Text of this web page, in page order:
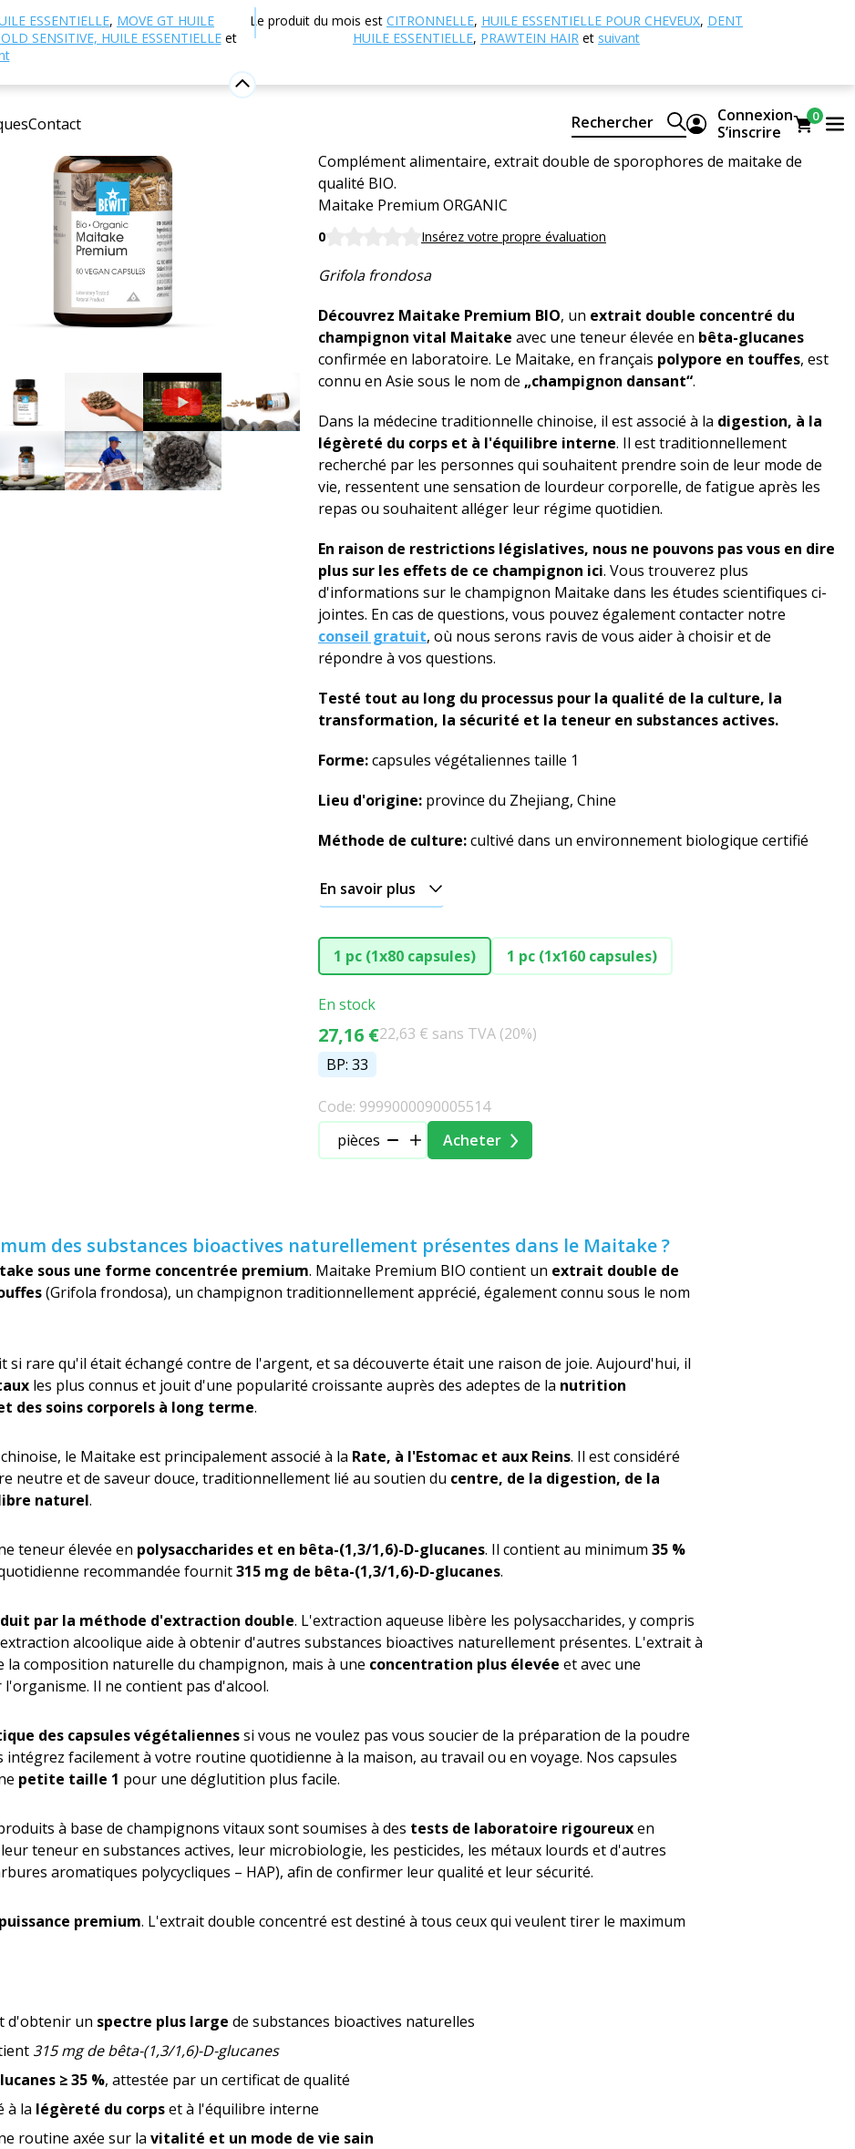
ESSENTIELLE, MOVE GT HUILE
SENSITIVE, HUILE ESSENTIELLEet
Le produit du mois est CITRONNELLE, HUILE ESSENTIELLE POUR CHEVEUX, DENT
HUILE ESSENTIELLE, PRAWTEIN HAIR et suivant
Contact Rechercher
Connexion
S’inscrire
0
Nutrition et compléments alimentaires
Maitake Premium, BIO (≥ 35 % de
Complément alimentaire, extrait double de sporophores de maitake de
qualité BIO.
Maitake Premium ORGANIC
0 Insérez votre propre évaluation
Grifola frondosa
Découvrez Maitake Premium BIO, un extrait double concentré du
champignon vital Maitake avec une teneur élevée en bêta-glucanes
confirmée en laboratoire. Le Maitake, en français polypore en touffes, est
connu en Asie sous le nom de „champignon dansant“.
Dans la médecine traditionnelle chinoise, il est associé à la digestion, à la
légèreté du corps et à l'équilibre interne. Il est traditionnellement
recherché par les personnes qui souhaitent prendre soin de leur mode de
vie, ressentent une sensation de lourdeur corporelle, de fatigue après les
repas ou souhaitent alléger leur régime quotidien.
En raison de restrictions législatives, nous ne pouvons pas vous en dire
plus sur les effets de ce champignon ici. Vous trouverez plus
d'informations sur le champignon Maitake dans les études scientifiques ci-
jointes. En cas de questions, vous pouvez également contacter notre
conseil gratuit, où nous serons ravis de vous aider à choisir et de
répondre à vos questions.
Testé tout au long du processus pour la qualité de la culture, la
transformation, la sécurité et la teneur en substances actives.
Forme:capsules végétaliennes taille 1
Lieu d'origine: province du Zhejiang, Chine
Méthode de culture:cultivé dans un environnement biologique certifié
En savoir plus
1 pc (1x80 capsules) 1 pc (1x160 capsules)
En stock
27,16 €22,63 € sans TVA (20%)
BP: 33
Code: 9999000090005514
pièces
Acheter
des substances bioactives naturellement présentes dans le Maitake ?
sous une forme concentrée premium. Maitake Premium BIO contient un extrait double de
(Grifola frondosa), un champignon traditionnellement apprécié, également connu sous le nom
si rare qu'il était échangé contre de l'argent, et sa découverte était une raison de joie. Aujourd'hui, il
les plus connus et jouit d'une popularité croissante auprès des adeptes de la nutrition
des soins corporels à long terme.
le Maitake est principalement associé à la Rate, à l'Estomac et aux Reins. Il est considéré
neutre et de saveur douce, traditionnellement lié au soutien du centre, de la digestion, de la
naturel.
teneur élevée en polysaccharides et en bêta-(1,3/1,6)-D-glucanes. Il contient au minimum 35 %
recommandée fournit315 mg de bêta-(1,3/1,6)-D-glucanes.
par la méthode d'extraction double. L'extraction aqueuse libère les polysaccharides, y compris
alcoolique aide à obtenir d'autres substances bioactives naturellement présentes. L'extrait à
composition naturelle du champignon, mais à une concentration plus élevée et avec une
l'organisme. Il ne contient pas d'alcool.
des capsules végétaliennessi vous ne voulez pas vous soucier de la préparation de la poudre
facilement à votre routine quotidienne à la maison, au travail ou en voyage. Nos capsules
petite taille 1 pour une déglutition plus facile.
à base de champignons vitaux sont soumises à des tests de laboratoire rigoureuxen
teneur en substances actives, leur microbiologie, les pesticides, les métaux lourds et d'autres
aromatiques polycycliques – HAP), afin de confirmer leur qualité et leur sécurité.
premium. L'extrait double concentré est destiné à tous ceux qui veulent tirer le maximum
d'obtenir un spectre plus large de substances bioactives naturelles
315 mg de bêta-(1,3/1,6)-D-glucanes
≥ 35 %, attestée par un certificat de qualité
à la légèreté du corpset à l'équilibre interne
routine axée sur la vitalité et un mode de vie sain